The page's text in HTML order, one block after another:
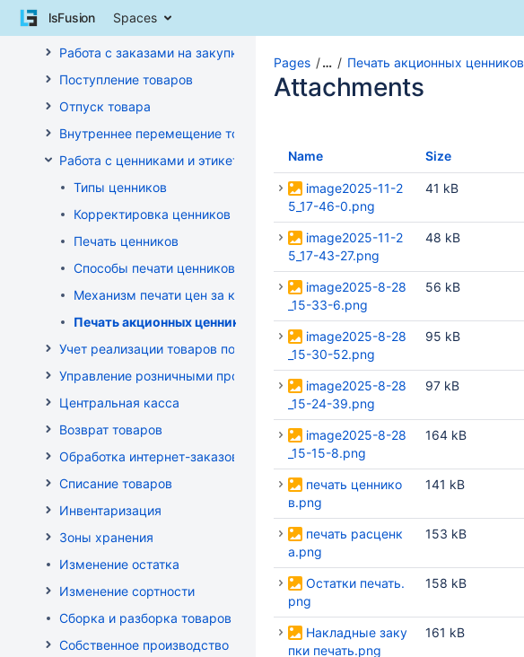
Skip
lsFusion Spaces
Управление ассортиментом магазинов
Работа с заказами на закупку
Поступление товаров
Отпуск товара
Внутреннее перемещение товаров
Работа с ценниками и этикетками
Типы ценников
Корректировка ценников
Печать ценников
Способы печати ценников
Механизм печати цен за килограмм/литр товара
Печать акционных ценников
Учет реализации товаров по кассе
Управление розничными продажами
Центральная касса
Возврат товаров
Обработка интернет-заказов
Списание товаров
Инвентаризация
Зоны хранения
Изменение остатка
Изменение сортности
Сборка и разборка товаров
Собственное производство
Pages … Печать акционных ценников
Attachments
Name Size
image2025-11-2
5_17-46-0.png
41 kB
image2025-11-2
5_17-43-27.png
48 kB
image2025-8-28
_15-33-6.png
56 kB
image2025-8-28
_15-30-52.png
95 kB
image2025-8-28
_15-24-39.png
97 kB
image2025-8-28
_15-15-8.png
164 kB
печать ценнико
в.png
141 kB
печать расценк
а.png
153 kB
Остатки печать.
png
158 kB
Накладные заку
пки печать.png
161 kB